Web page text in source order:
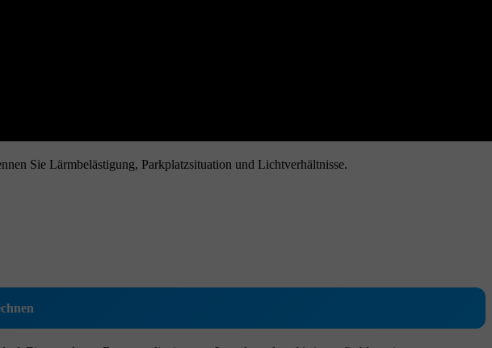
Sie Lärmbelästigung, Parkplatzsituation und Lichtverhältnisse.